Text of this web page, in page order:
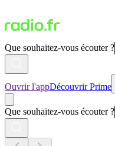
Que souhaitez-vous écouter ?
Ouvrir l'appDécouvrir Prime
Que souhaitez-vous écouter ?